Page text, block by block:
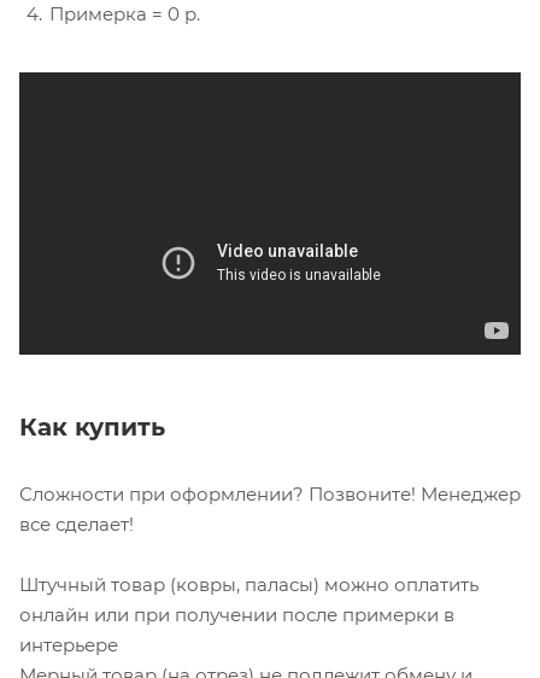
Примерка = 0 р.
Как купить
Сложности при оформлении? Позвоните! Менеджер
все сделает!
Штучный товар (ковры, паласы) можно оплатить
онлайн или при получении после примерки в
интерьере